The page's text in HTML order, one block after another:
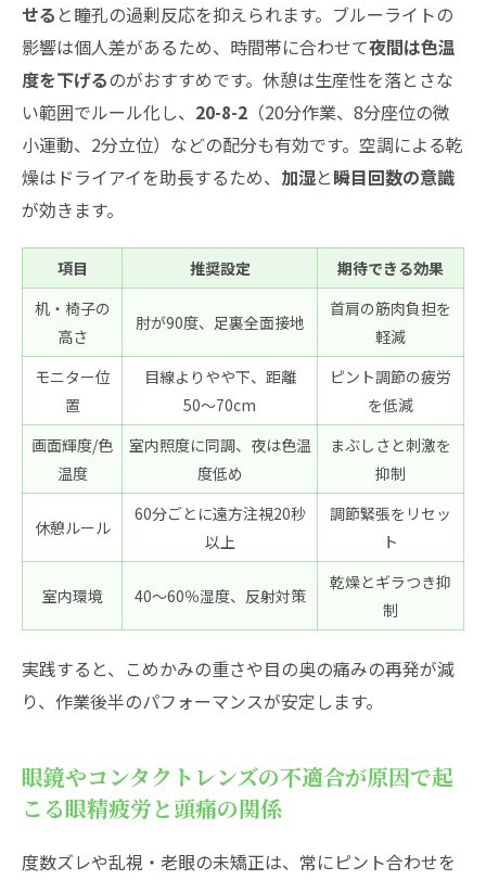
せる と瞳孔の過剰反応を抑えられます。ブルーライトの
影響は個人差があるため、時間帯に合わせて夜間は色温
度を下げるのがおすすめです。休憩は生産性を落とさな
い範囲でルール化し、 20-8-2 （20分作業、8分座位の微
小運動、2分立位）などの配分も有効です。空調による乾
燥はドライアイを助長するため、 加湿と瞬目回数の意識
が効きます。
項目 推奨設定
期待できる効果
机・椅子の
高さ
肘が90度、足裏全面接地
首肩の筋肉負担を
軽減
モニター位
置
目線よりやや下、距離
50〜70cm
ピント調節の疲労
を低減
画面輝度/色
温度
室内照度に同調、夜は色温
度低め
まぶしさと刺激を
抑制
休憩ルール
60分ごとに遠方注視20秒
以上
調節緊張をリセッ
ト
室内環境 40〜60％湿度、反射対策
乾燥とギラつき抑
制
実践すると、こめかみの重さや目の奥の痛みの再発が減
り、作業後半のパフォーマンスが安定します。
眼鏡やコンタクトレンズの不適合が原因で起
こる眼精疲労と頭痛の関係
度数ズレや乱視・老眼の未矯正は、常にピント合わせを